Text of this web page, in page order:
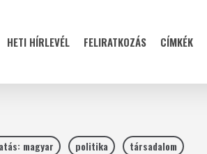
HETI HÍRLEVÉL FELIRATKOZÁS CÍMKÉK
magyar politika társadalom